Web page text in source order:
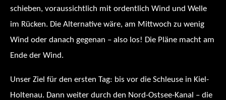
schieben, voraussichtlich mit ordentlich Wind und Welle
im Rücken. Die Alternative wäre, am Mittwoch zu wenig
Wind oder danach gegenan – also los! Die Pläne macht am
Ende der Wind.
Unser Ziel für den ersten Tag: bis vor die Schleuse in Kiel-
Holtenau. Dann weiter durch den Nord-Ostsee-Kanal – die